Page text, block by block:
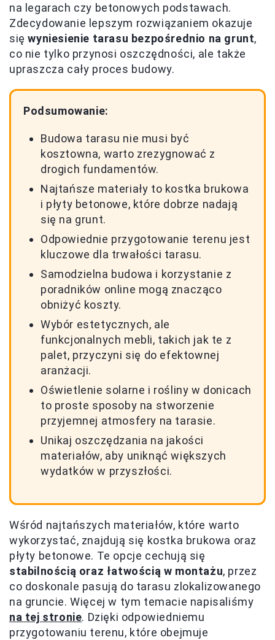
na legarach czy betonowych podstawach.
Zdecydowanie lepszym rozwiązaniem okazuje
sięwyniesienie tarasu bezpośrednio na grunt,
co nie tylko przynosi oszczędności, ale także
upraszcza cały proces budowy.
Podsumowanie:
Budowa tarasu nie musi być
kosztowna, warto zrezygnować z
drogich fundamentów.
Najtańsze materiały to kostka brukowa
i płyty betonowe, które dobrze nadają
się na grunt.
Odpowiednie przygotowanie terenu jest
kluczowe dla trwałości tarasu.
Samodzielna budowa i korzystanie z
poradników online mogą znacząco
obniżyć koszty.
Wybór estetycznych, ale
funkcjonalnych mebli, takich jak te z
palet, przyczyni się do efektownej
aranżacji.
Oświetlenie solarne i rośliny w donicach
to proste sposoby na stworzenie
przyjemnej atmosfery na tarasie.
Unikaj oszczędzania na jakości
materiałów, aby uniknąć większych
wydatków w przyszłości.
Wśród najtańszych materiałów, które warto
wykorzystać, znajdują się kostka brukowa oraz
płyty betonowe. Te opcje cechują się
stabilnością oraz łatwością w montażu, przez
co doskonale pasują do tarasu zlokalizowanego
na gruncie. Więcej w tym temacie napisaliśmy
na tej stronie. Dzięki odpowiedniemu
przygotowaniu terenu, które obejmuje